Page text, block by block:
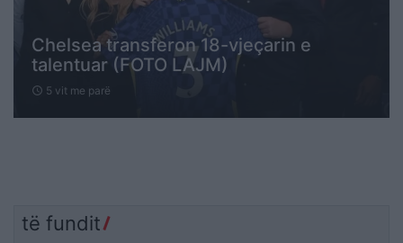
Chelsea transferon 18-vjeçarin e
talentuar (FOTO LAJM)
schedule 5 vit me parë
të fundit